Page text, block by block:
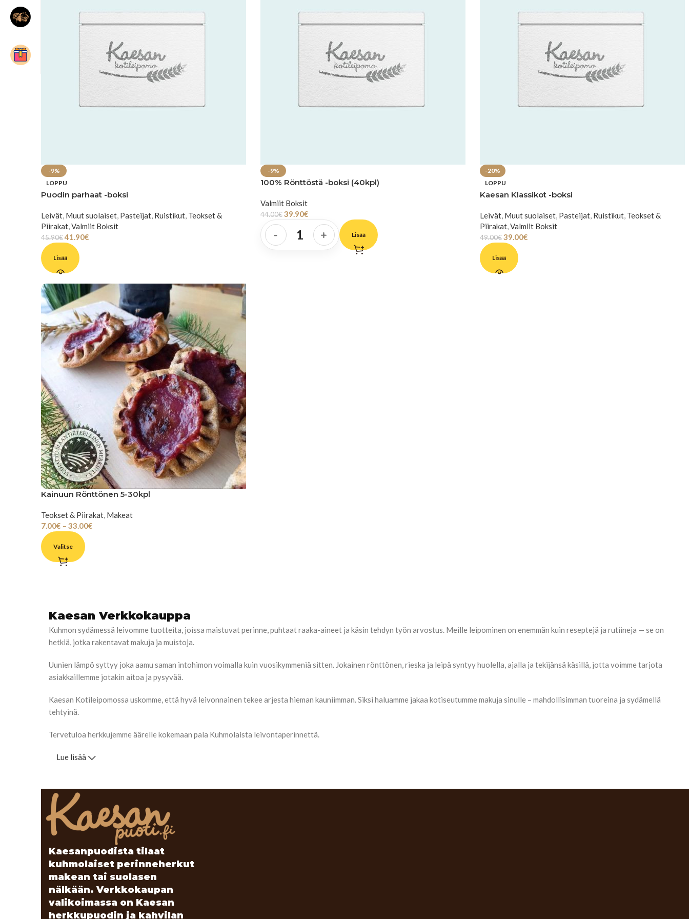
-9%
LOPPU
Puodin parhaat -boksi
Leivät, Muut suolaiset, Pasteijat, Ruistikut, Teokset &
Piirakat,Valmiit Boksit
45.90€41.90€
Lisää
-9%
100% Rönttöstä -boksi (40kpl)
Valmiit Boksit
44.00€39.90€
- + Lisää
-20%
LOPPU
Kaesan Klassikot -boksi
Leivät, Muut suolaiset, Pasteijat, Ruistikut, Teokset &
Piirakat,Valmiit Boksit
49.00€39.00€
Lisää
Kainuun Rönttönen 5-30kpl
Teokset & Piirakat, Makeat
7.00€ – 33.00€
Valitse
Kaesan Verkkokauppa
Kuhmon sydämessä leivomme tuotteita, joissa maistuvat perinne, puhtaat raaka-aineet ja käsin tehdyn työn arvostus. Meille leipominen on enemmän kuin reseptejä ja rutiineja — se on
hetkiä, jotka rakentavat makuja ja muistoja.
Uunien lämpö syttyy joka aamu saman intohimon voimalla kuin vuosikymmeniä sitten. Jokainen rönttönen, rieska ja leipä syntyy huolella, ajalla ja tekijänsä käsillä, jotta voimme tarjota
asiakkaillemme jotakin aitoa ja pysyvää.
Kaesan Kotileipomossa uskomme, että hyvä leivonnainen tekee arjesta hieman kauniimman. Siksi haluamme jakaa kotiseutumme makuja sinulle – mahdollisimman tuoreina ja sydämellä
tehtyinä.
Tervetuloa herkkujemme äärelle kokemaan pala Kuhmolaista leivontaperinnettä.
Lue lisää
Kaesanpuodista tilaat
kuhmolaiset perinneherkut
makean tai suolasen
nälkään. Verkkokaupan
valikoimassa on Kaesan
herkkupuodin ja kahvilan